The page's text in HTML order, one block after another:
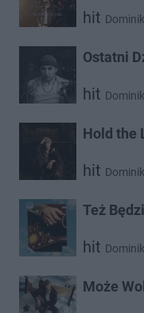
hit
Ostatni
hit
Hold the
hit
Też
hit
Może